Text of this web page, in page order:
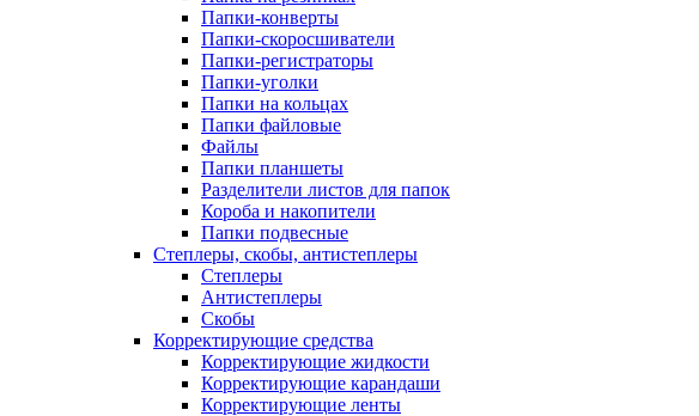
Папки-конверты
Папки-скоросшиватели
Папки-регистраторы
Папки-уголки
Папки на кольцах
Папки файловые
Файлы
Папки планшеты
Разделители листов для папок
Короба и накопители
Папки подвесные
Степлеры, скобы, антистеплеры
Степлеры
Антистеплеры
Скобы
Корректирующие средства
Корректирующие жидкости
Корректирующие карандаши
Корректирующие ленты